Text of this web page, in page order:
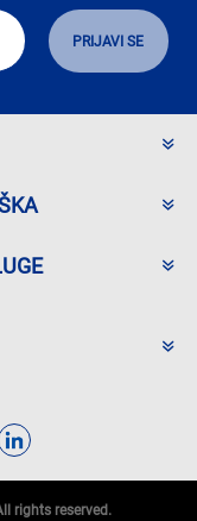
rights reserved.